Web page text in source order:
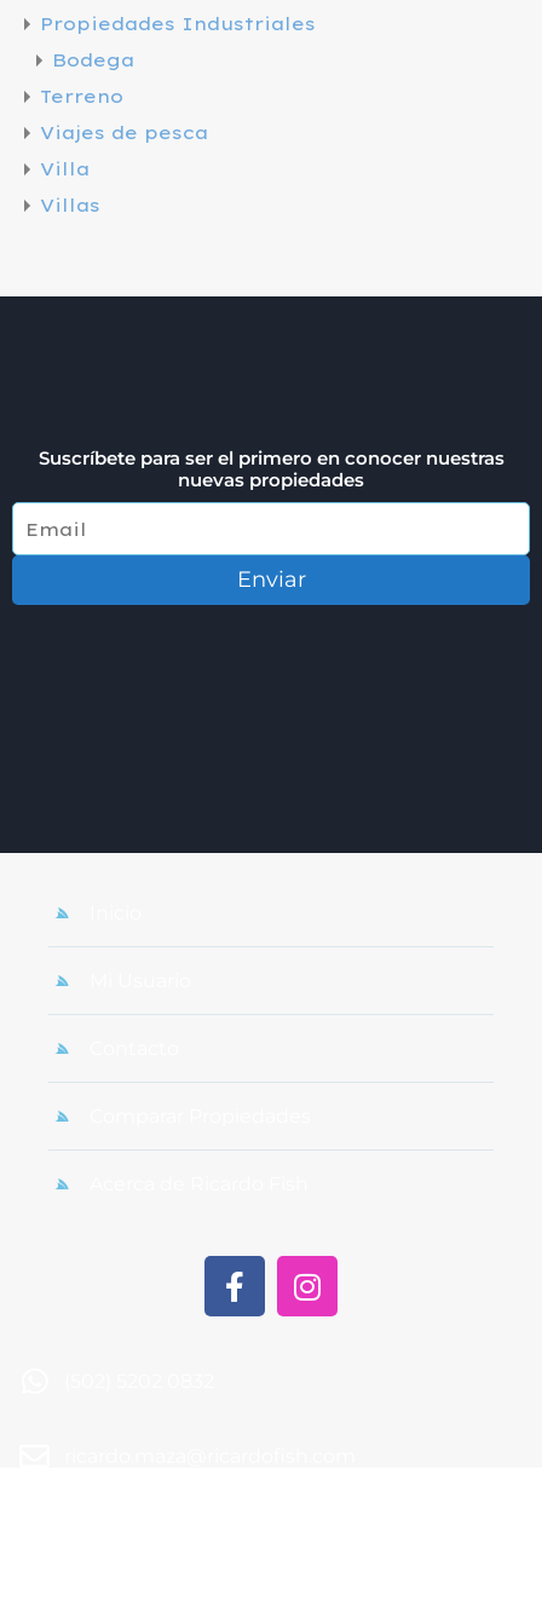
Propiedades Industriales
Bodega
Terreno
Viajes de pesca
Villa
Villas
Suscríbete para ser el primero en conocer nuestras
nuevas propiedades
Enviar